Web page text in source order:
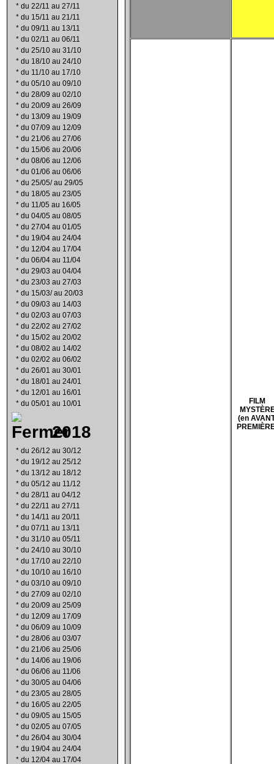
* du 22/11 au 27/11
* du 15/11 au 21/11
* du 09/11 au 13/11
* du 02/11 au 06/11
* du 25/10 au 31/10
* du 18/10 au 24/10
* du 11/10 au 17/10
* du 05/10 au 09/10
* du 28/09 au 02/10
* du 20/09 au 26/09
* du 13/09 au 19/09
* du 07/09 au 12/09
* du 21/06 au 27/06
* du 15/06 au 20/06
* du 08/06 au 12/06
* du 01/06 au 06/06
* du 25/05/ au 29/05
* du 18/05 au 23/05
* du 11/05 au 16/05
* du 04/05 au 08/05
* du 27/04 au 01/05
* du 19/04 au 24/04
* du 12/04 au 17/04
* du 06/04 au 11/04
* du 29/03 au 04/04
* du 23/03 au 27/03
* du 15/03/ au 20/03
* du 09/03 au 14/03
* du 02/03 au 07/03
* du 22/02 au 27/02
* du 15/02 au 20/02
* du 08/02 au 14/02
* du 02/02 au 06/02
* du 26/01 au 30/01
* du 18/01 au 24/01
* du 12/01 au 16/01
* du 05/01 au 10/01
2018
* du 26/12 au 30/12
* du 19/12 au 25/12
* du 13/12 au 18/12
* du 05/12 au 11/12
* du 28/11 au 04/12
* du 22/11 au 27/11
* du 14/11 au 20/11
* du 07/11 au 13/11
* du 31/10 au 05/11
* du 24/10 au 30/10
* du 17/10 au 22/10
* du 10/10 au 16/10
* du 03/10 au 09/10
* du 27/09 au 02/10
* du 20/09 au 25/09
* du 12/09 au 17/09
* du 06/09 au 10/09
* du 28/06 au 03/07
* du 21/06 au 25/06
* du 14/06 au 19/06
* du 06/06 au 11/06
* du 30/05 au 04/06
* du 23/05 au 28/05
* du 16/05 au 22/05
* du 09/05 au 15/05
* du 02/05 au 07/05
* du 26/04 au 30/04
* du 19/04 au 24/04
* du 12/04 au 17/04
FILM
(en